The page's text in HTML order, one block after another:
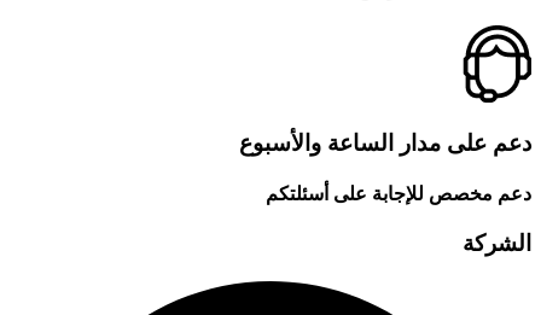
دعم على مدار الساعة والأسبوع
دعم مخصص للإجابة على أسئلتكم
الشركة